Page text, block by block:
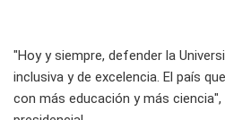
"Hoy y siempre, defender la
inclusiva y de excelencia. El país
con más educación y más